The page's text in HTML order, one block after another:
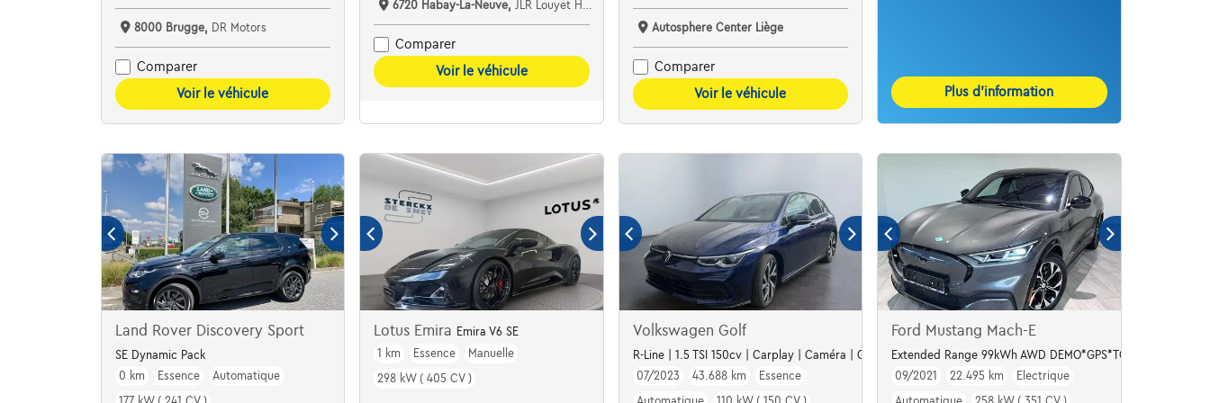
8000 Brugge, DR Motors
Comparer
Voir le véhicule
6720 Habay-La-Neuve, JLR Louyet Habay
Comparer
Voir le véhicule
Autosphere Center Liège
Comparer
Voir le véhicule
Plus d’information
Land Rover Discovery Sport
SE Dynamic Pack
0 km
Essence
Automatique
Lotus Emira Emira V6 SE
1 km
Essence
Manuelle
298 kW ( 405 CV )
Volkswagen Golf
R-Line | 1.5 TSI 150cv | Carplay | Caméra | GPS | Led Matrix
07/2023
43.688 km
Essence
Ford Mustang Mach-E
Extended Range 99kWh AWD DEMO*GPS*TOIT
09/2021
22.495 km
Electrique